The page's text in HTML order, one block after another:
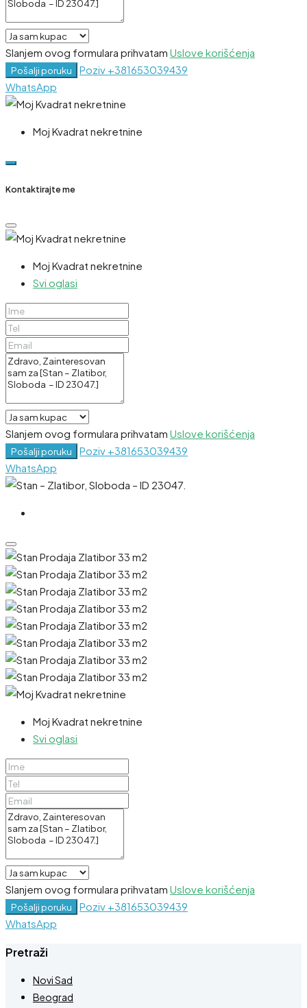
Slanjem ovog formulara prihvatam Uslove korišćenja
Pošalji poruku Poziv +381653039439
WhatsApp
Moj Kvadrat nekretnine
Kontaktirajte me
Moj Kvadrat nekretnine
Svi oglasi
Slanjem ovog formulara prihvatam Uslove korišćenja
Pošalji poruku Poziv +381653039439
WhatsApp
Moj Kvadrat nekretnine
Svi oglasi
Slanjem ovog formulara prihvatam Uslove korišćenja
Pošalji poruku Poziv +381653039439
WhatsApp
Pretraži
Novi Sad
Beograd